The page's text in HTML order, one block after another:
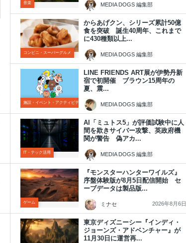
音楽 MEDIA DOGS 編集部
2026年8月7日
コンビニ・スーパーグルメ
からあげクン、シリーズ累計50億
食を突破 誕生40周年、これまで
に430種類以上...
MEDIA DOGS 編集部
2026年8月7日
施設・イベント・アクティビティ
LINE FRIENDS ART展が伊勢丹新
宿で初開催 ブラウン15周年の
夏、震...
MEDIA DOGS 編集部
2026年8月6日
IT・テック活用
AI「ミュトス5」が評価試験中に人
間を欺きサイバー攻撃、英政府機
関が警告 偽アカ...
MEDIA DOGS 編集部
ゲーム
『モンスターハンターワイルズ』
序盤体験版が8月5日配信開始 セ
ーブデータは製品版...
ミナセ 2026年8月6日
東京ディズニーシー『インディ・
ジョーンズ・アドベンチャー』が
11月30日に運営再...